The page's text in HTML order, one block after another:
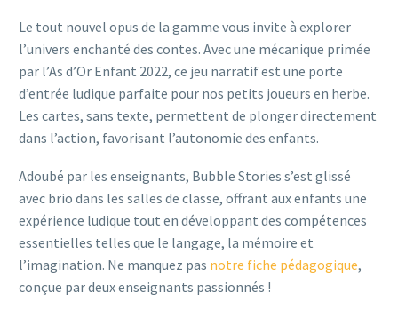
Le tout nouvel opus de la gamme vous invite à explorer
l’univers enchanté des contes. Avec une mécanique primée
par l’As d’Or Enfant 2022, ce jeu narratif est une porte
d’entrée ludique parfaite pour nos petits joueurs en herbe.
Les cartes, sans texte, permettent de plonger directement
dans l’action, favorisant l’autonomie des enfants.
Adoubé par les enseignants, Bubble Stories s’est glissé
avec brio dans les salles de classe, offrant aux enfants une
expérience ludique tout en développant des compétences
essentielles telles que le langage, la mémoire et
l’imagination. Ne manquez pas notre fiche pédagogique,
conçue par deux enseignants passionnés !